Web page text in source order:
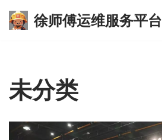
跳
文
徐师傅运维服务平台
未分类